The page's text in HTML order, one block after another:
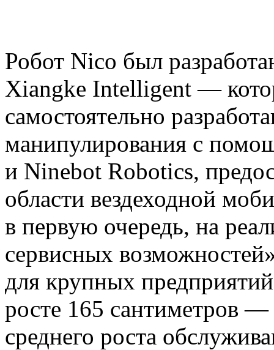
Робот Nico был
Xiangke Intelligent —
самостоятельно
манипулирования с
и Ninebot Robotics,
области вездеходной
в первую очередь, на
сервисных
для крупных
росте 165 сантиметров
среднего роста